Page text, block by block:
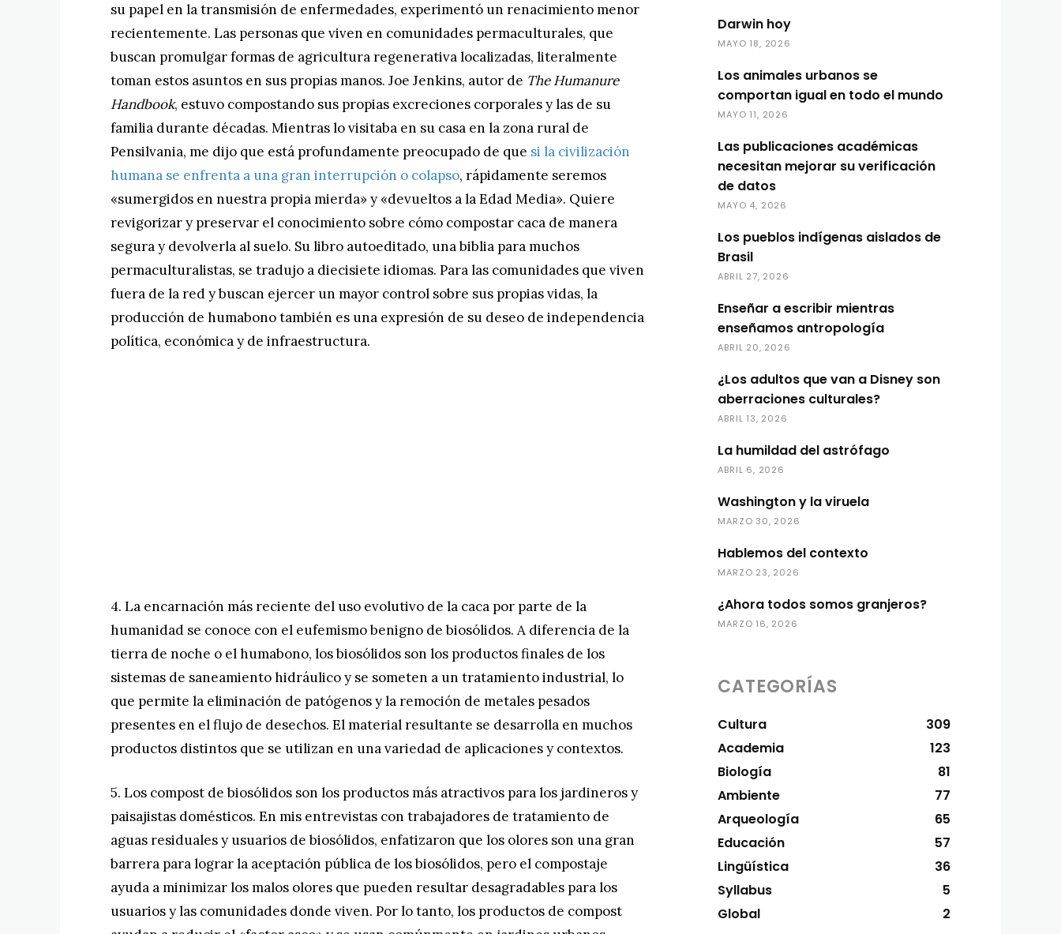
su papel en la transmisión de enfermedades, experimentó un renacimiento menor
recientemente. Las personas que viven en comunidades permaculturales, que
buscan promulgar formas de agricultura regenerativa localizadas, literalmente
toman estos asuntos en sus propias manos. Joe Jenkins, autor de The Humanure
Handbook, estuvo compostando sus propias excreciones corporales y las de su
familia durante décadas. Mientras lo visitaba en su casa en la zona rural de
Pensilvania, me dijo que está profundamente preocupado de que si la civilización
humana se enfrenta a una gran interrupción o colapso, rápidamente seremos
«sumergidos en nuestra propia mierda» y «devueltos a la Edad Media». Quiere
revigorizar y preservar el conocimiento sobre cómo compostar caca de manera
segura y devolverla al suelo. Su libro autoeditado, una biblia para muchos
permaculturalistas, se tradujo a diecisiete idiomas. Para las comunidades que viven
fuera de la red y buscan ejercer un mayor control sobre sus propias vidas, la
producción de humabono también es una expresión de su deseo de independencia
política, económica y de infraestructura.
4. La encarnación más reciente del uso evolutivo de la caca por parte de la
humanidad se conoce con el eufemismo benigno de biosólidos. A diferencia de la
tierra de noche o el humabono, los biosólidos son los productos finales de los
sistemas de saneamiento hidráulico y se someten a un tratamiento industrial, lo
que permite la eliminación de patógenos y la remoción de metales pesados
presentes en el flujo de desechos. El material resultante se desarrolla en muchos
productos distintos que se utilizan en una variedad de aplicaciones y contextos.
5. Los compost de biosólidos son los productos más atractivos para los jardineros y
paisajistas domésticos. En mis entrevistas con trabajadores de tratamiento de
aguas residuales y usuarios de biosólidos, enfatizaron que los olores son una gran
barrera para lograr la aceptación pública de los biosólidos, pero el compostaje
ayuda a minimizar los malos olores que pueden resultar desagradables para los
usuarios y las comunidades donde viven. Por lo tanto, los productos de compost
Darwin hoy
MAYO 18, 2026
Los animales urbanos se
comportan igual en todo el mundo
MAYO 11, 2026
Las publicaciones académicas
necesitan mejorar su verificación
de datos
MAYO 4, 2026
Los pueblos indígenas aislados de
Brasil
ABRIL 27, 2026
Enseñar a escribir mientras
enseñamos antropología
ABRIL 20, 2026
¿Los adultos que van a Disney son
aberraciones culturales?
ABRIL 13, 2026
La humildad del astrófago
ABRIL 6, 2026
Washington y la viruela
MARZO 30, 2026
Hablemos del contexto
MARZO 23, 2026
¿Ahora todos somos granjeros?
MARZO 16, 2026
CATEGORÍAS
Cultura
309
Academia
123
Biología
81
Ambiente
77
Arqueología
65
Educación
57
Lingüística
36
Syllabus
5
Global
2